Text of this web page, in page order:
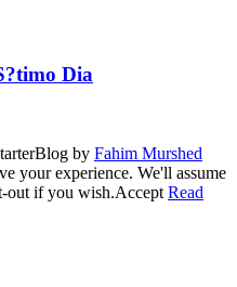
Dia
by Fahim Murshed
your experience. We'll assume
out if you wish.Accept Read